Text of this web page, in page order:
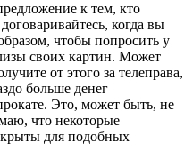
к тем, кто
когда вы
чтобы попросить у
своих картин. Может
от этого за телеправа,
больше денег
Это, может быть, не
что некоторые
для подобных